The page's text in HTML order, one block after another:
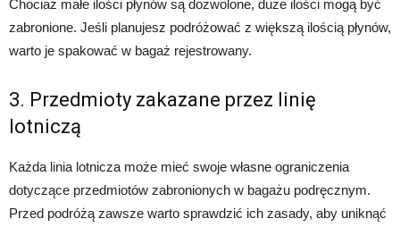
Chociaż małe ilości płynów są dozwolone, duże ilości mogą być
zabronione. Jeśli planujesz podróżować z większą ilością płynów,
warto je spakować w bagaż rejestrowany.
3. Przedmioty zakazane przez linię
lotniczą
Każda linia lotnicza może mieć swoje własne ograniczenia
dotyczące przedmiotów zabronionych w bagażu podręcznym.
Przed podróżą zawsze warto sprawdzić ich zasady, aby uniknąć